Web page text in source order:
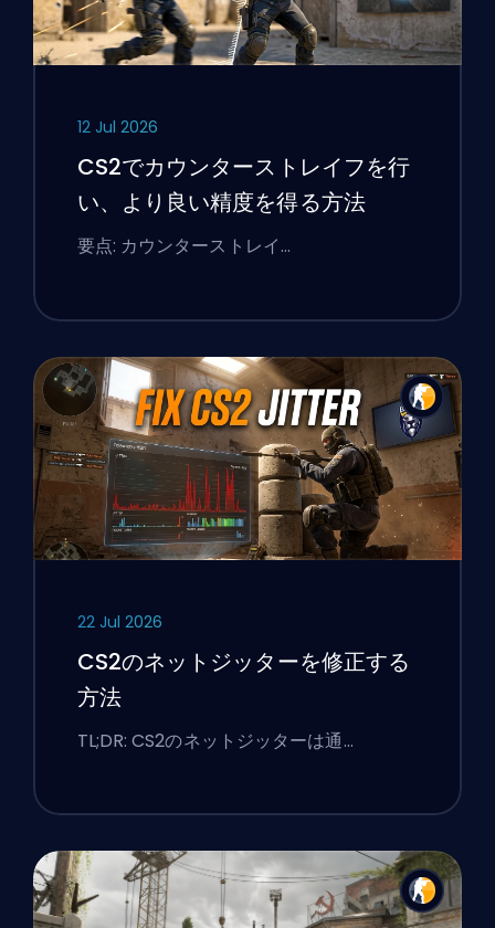
12 Jul 2026
CS2でカウンターストレイフを行
い、より良い精度を得る方法
要点: カウンターストレイ…
22 Jul 2026
CS2のネットジッターを修正する
方法
TL;DR: CS2のネットジッターは通…